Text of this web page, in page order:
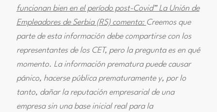
funcionan bien en el período post-Covid” La Unión de
Empleadores de Serbia (RS) comenta: Creemos que
parte de esta información debe compartirse con los
representantes de los CET, pero la pregunta es en qué
momento. La información prematura puede causar
pánico, hacerse pública prematuramente y, por lo
tanto, dañar la reputación empresarial de una
empresa sin una base inicial real para la